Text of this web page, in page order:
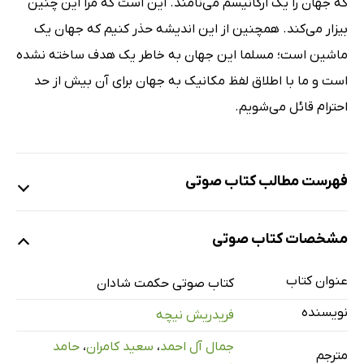
که جهان را یک ارگانیسم می‌نامند. این است که مرا این چنین
بیزار می‌کند. همچنین از این اندیشه حذر کنیم که جهان یک
ماشین است؛ مسلما این جهان به خاطر یک هدف ساخته نشده
است و ما با اطلاق لفظ مکانیک به جهان برای آن بیش از حد
احترام قائل می‌شویم.
فهرست مطالب کتاب صوتی
نمونه یک
31 دقیقه پیشگفتار چاپ دوم نویسنده
مشخصات کتاب صوتی
عنوان کتاب
کتاب صوتی حکمت شادان
نویسنده
فریدریش نیچه
مترجم
جمال آل احمد، سعید کامران، حامد